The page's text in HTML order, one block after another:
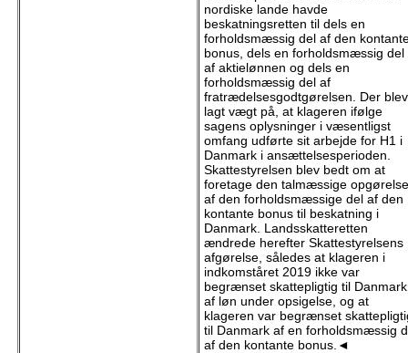
nordiske lande havde
beskatningsretten til dels en
forholdsmæssig del af den
bonus, dels en forholdsmæssig del
af aktielønnen og dels en
forholdsmæssig del af
fratrædelsesgodtgørelsen. Der blev
lagt vægt på, at klageren ifølge
sagens oplysninger i væsentligst
omfang udførte sit arbejde for H1 i
Danmark i ansættelsesperioden.
Skattestyrelsen blev bedt om at
foretage den talmæssige opgørelse
af den forholdsmæssige del af den
kontante bonus til beskatning i
Danmark. Landsskatteretten
ændrede herefter Skattestyrelsens
afgørelse, således at klageren i
indkomståret 2019 ikke var
begrænset skattepligtig til Danmark
af løn under opsigelse, og at
klageren var begrænset
til Danmark af en forholdsmæssig
af den kontante bonus.◄